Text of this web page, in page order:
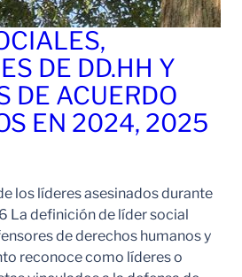
DE DD.HH Y
DE ACUERDO
EN 2024, 2025
los líderes asesinados durante
La definición de líder social
de derechos humanos y
reconoce como líderes o